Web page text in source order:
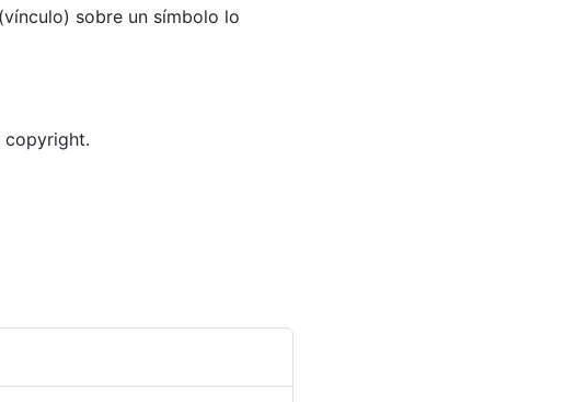
sobre un símbolo lo
copyright.